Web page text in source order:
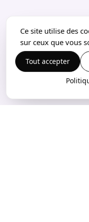
Ce site utilise des
sur ceux que vous
Tout accepter